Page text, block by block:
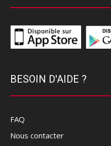
BESOIN D'AIDE ?
FAQ
Nous contacter